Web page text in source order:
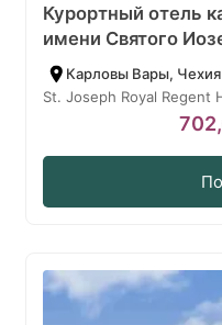
Курортный отель
имени Святогo
Карловы Вары, Чехия
St. Joseph Royal Regent